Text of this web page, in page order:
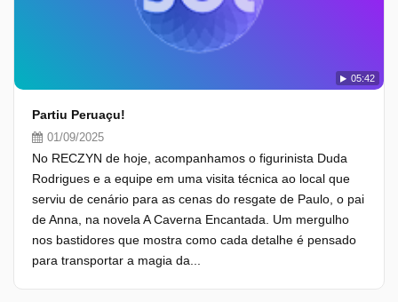
05:42
Partiu Peruaçu!
01/09/2025
No RECZYN de hoje, acompanhamos o figurinista Duda
Rodrigues e a equipe em uma visita técnica ao local que
serviu de cenário para as cenas do resgate de Paulo, o pai
de Anna, na novela A Caverna Encantada. Um mergulho
nos bastidores que mostra como cada detalhe é pensado
para transportar a magia da...